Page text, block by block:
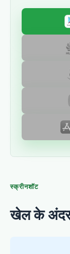
स्क्रीनशॉट
खेल के